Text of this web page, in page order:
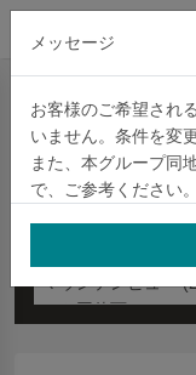
クイック予約 住
チェックイン
マウンテンビュー
ット同伴可
メッセージ
お客様のご希望され
いません。条件を変
また、本グループ同
で、ご参考ください。